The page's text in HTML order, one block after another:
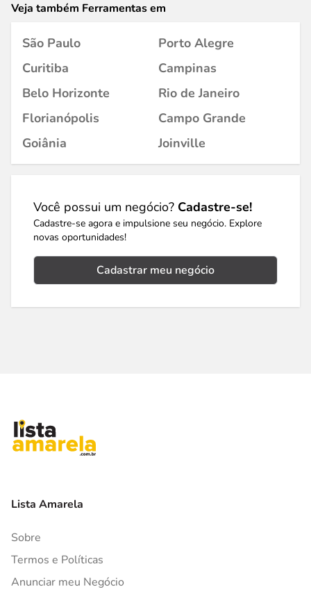
Veja também Ferramentas em
São Paulo
Porto Alegre
Curitiba
Campinas
Belo Horizonte
Rio de Janeiro
Florianópolis
Campo Grande
Goiânia
Joinville
Você possui um negócio? Cadastre-se!
Cadastre-se agora e impulsione seu negócio. Explore
novas oportunidades!
Cadastrar meu negócio
Lista Amarela
Sobre
Termos e Políticas
Anunciar meu Negócio